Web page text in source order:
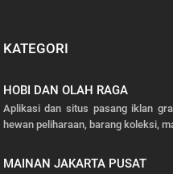
KATEGORI
HOBI DAN OLAH RAGA
Aplikasi dan situs pasang iklan
hewan peliharaan, barang koleksi,
MAINAN JAKARTA PUSAT